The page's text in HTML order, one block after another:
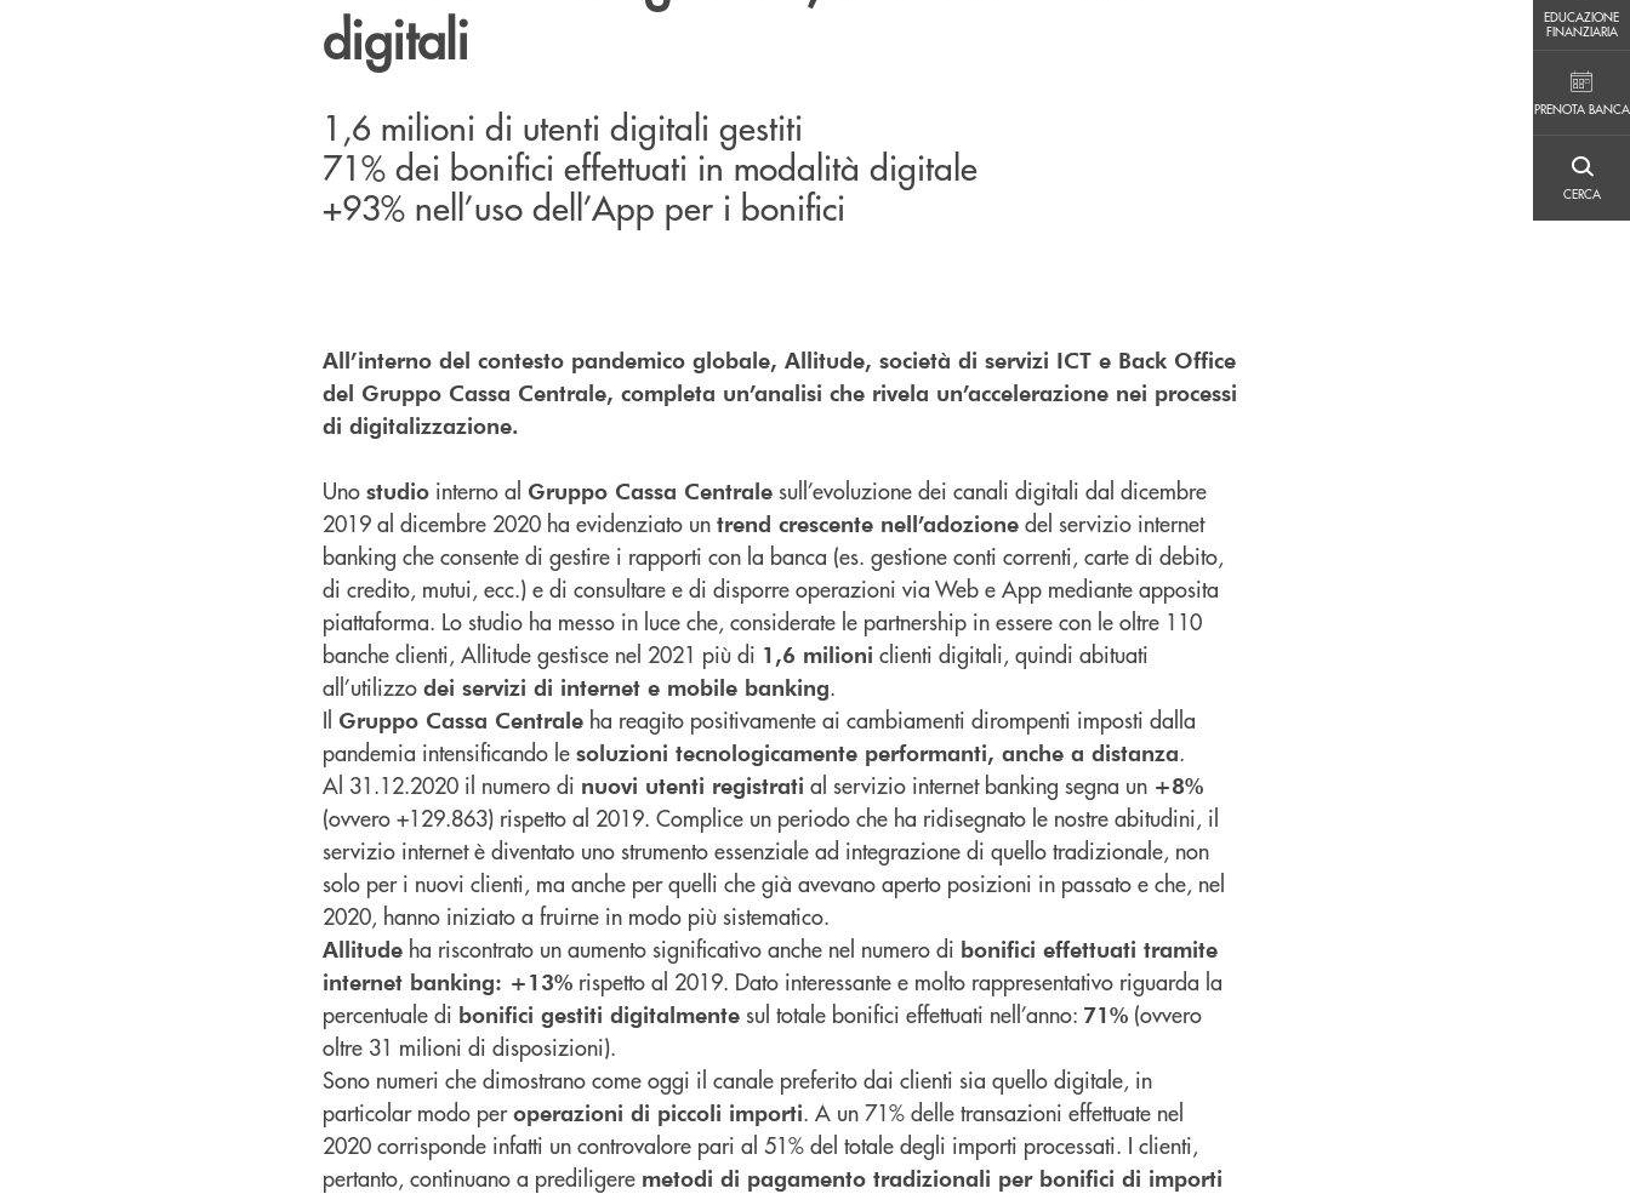
EDUCAZIONE
FINANZIARIA
PRENOTA BANCA
CERCA
digitali
1,6 milioni di utenti digitali gestiti
71% dei bonifici effettuati in modalità digitale
+93% nell’uso dell’App per i bonifici
All’interno del contesto pandemico globale, Allitude, società di servizi ICT e Back Office
del Gruppo Cassa Centrale, completa un’analisi che rivela un’accelerazione nei processi
di digitalizzazione.
Uno studio interno al Gruppo Cassa Centrale sull’evoluzione dei canali digitali dal dicembre
2019 al dicembre 2020 ha evidenziato un trend crescente nell’adozione del servizio internet
banking che consente di gestire i rapporti con la banca (es. gestione conti correnti, carte di debito,
di credito, mutui, ecc.) e di consultare e di disporre operazioni via Web e App mediante apposita
piattaforma. Lo studio ha messo in luce che, considerate le partnership in essere con le oltre 110
banche clienti, Allitude gestisce nel 2021 più di 1,6 milioni clienti digitali, quindi abituati
all’utilizzo dei servizi di internet e mobile banking.
Il Gruppo Cassa Centrale ha reagito positivamente ai cambiamenti dirompenti imposti dalla
pandemia intensificando le soluzioni tecnologicamente performanti, anche a distanza.
Al 31.12.2020 il numero di nuovi utenti registrati al servizio internet banking segna un +8%
(ovvero +129.863) rispetto al 2019. Complice un periodo che ha ridisegnato le nostre abitudini, il
servizio internet è diventato uno strumento essenziale ad integrazione di quello tradizionale, non
solo per i nuovi clienti, ma anche per quelli che già avevano aperto posizioni in passato e che, nel
2020, hanno iniziato a fruirne in modo più sistematico.
Allitude ha riscontrato un aumento significativo anche nel numero di bonifici effettuati tramite
internet banking: +13% rispetto al 2019. Dato interessante e molto rappresentativo riguarda la
percentuale di bonifici gestiti digitalmente sul totale bonifici effettuati nell’anno: 71% (ovvero
oltre 31 milioni di disposizioni).
Sono numeri che dimostrano come oggi il canale preferito dai clienti sia quello digitale, in
particolar modo peroperazioni di piccoli importi. A un 71% delle transazioni effettuate nel
2020 corrisponde infatti un controvalore pari al 51% del totale degli importi processati. I clienti,
pertanto, continuano a prediligere metodi di pagamento tradizionali per bonifici di importi